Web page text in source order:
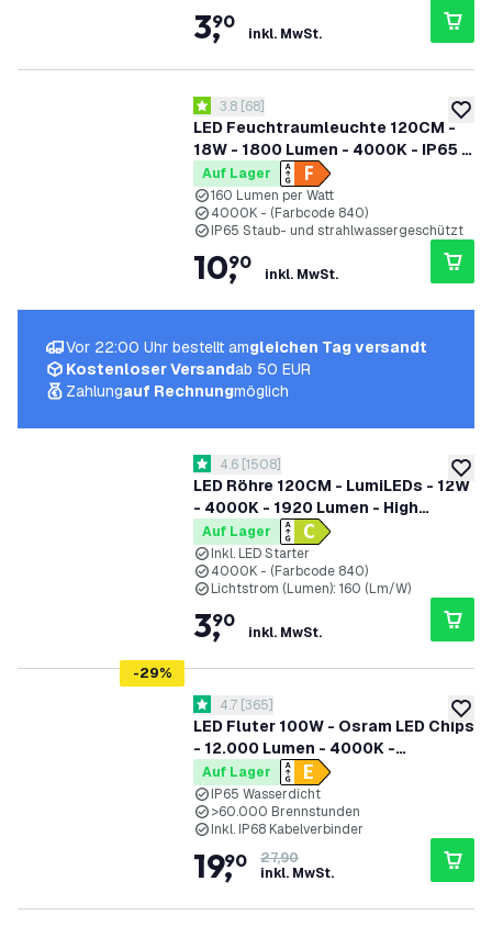
3,
90
inkl. MwSt.
zur
LED Feuchtraumleuchte 120CM -
18W - 1800 Lumen - 4000K - IP65 -
Inkl. LED Röhre
Bewertungsbereich öffnen
3.8 Bewertungssterne
3.8 [68]
Auf Lager
160 Lumen per Watt
4000K - (Farbcode 840)
IP65 Staub- und strahlwassergeschützt
10,
90
inkl. MwSt.
zur
LED Röhre 120CM - LumiLEDs - 12W
- 4000K - 1920 Lumen - High
Efficiency
Bewertungsbereich öffnen
4.6 Bewertungssterne
4.6 [1508]
Auf Lager
Inkl. LED Starter
4000K - (Farbcode 840)
Lichtstrom (Lumen): 160 (Lm/W)
3,
90
inkl. MwSt.
zur
-29%
LED Fluter 100W - Osram LED Chips
- 12.000 Lumen - 4000K -
Schnellanschluss
Bewertungsbereich öffnen
4.7 Bewertungssterne
4.7 [365]
Auf Lager
IP65 Wasserdicht
>60.000 Brennstunden
Inkl. IP68 Kabelverbinder
19,
90
27,90
inkl. MwSt.
Vor 22:00 Uhr bestellt amgleichen Tag versandt
Kostenloser Versandab 50 EUR
Zahlungauf Rechnungmöglich